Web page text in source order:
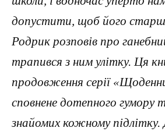
допустити, щоб його
Родрик розповів про
трапився з ним улітку. Ця
продовження серії
сповнене дотепного гумору
знайомих кожному